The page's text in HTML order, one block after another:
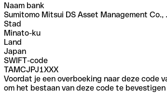
Naam bank
Sumitomo Mitsui DS Asset Management Co., .
Stad
Minato-ku
Land
Japan
SWIFT-code
TAMCJPJ1XXX
Voordat je een overboeking naar deze code
om het bestaan van deze code te